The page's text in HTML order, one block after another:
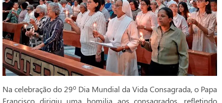
Na celebração do 29º Dia Mundial da Vida Consagrada, o Papa
Francisco dirigiu uma homilia aos consagrados, refletindo